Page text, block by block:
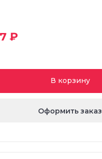
₽
В корзину
Оформить заказ